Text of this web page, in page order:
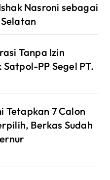
Nasroni sebagai
Tanpa Izin
PP Segel PT.
Tetapkan 7 Calon
Berkas Sudah